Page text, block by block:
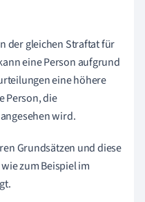
der gleichen Straftat für
eine Person aufgrund
eine höhere
Person, die
wird.
Grundsätzen und diese
zum Beispiel im